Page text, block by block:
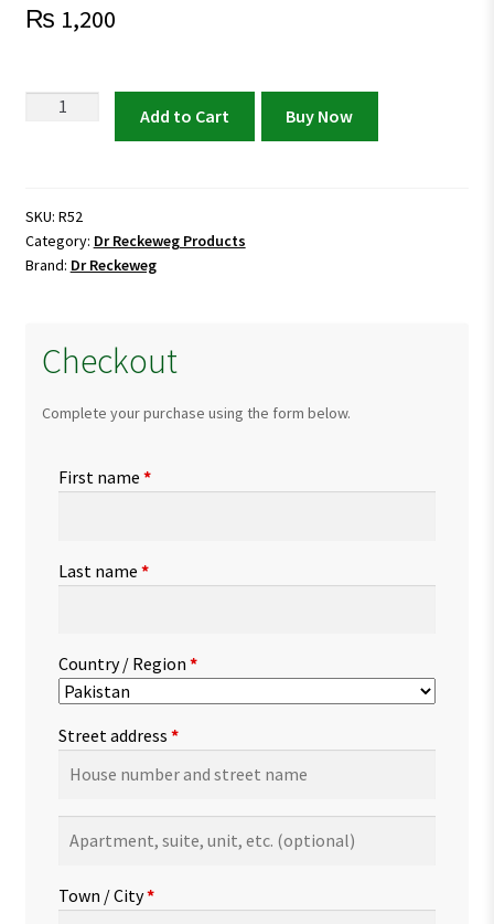
₨ 1,200
Nausea
Travel
Sickness
Add to Cart Buy Now
SKU: R52
Category: Dr Reckeweg Products
Brand: Dr Reckeweg
Checkout
Complete your purchase using the form below.
First name *
Last name *
Country / Region *
Street address *
suite,
etc.(optional)
Town / City*